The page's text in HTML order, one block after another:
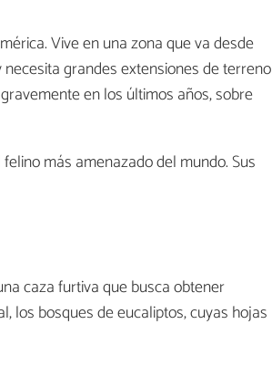
Vive en una zona que va desde
grandes extensiones de terreno
en los últimos años, sobre
más amenazado del mundo. Sus
caza furtiva que busca obtener
los bosques de eucaliptos, cuyas hojas